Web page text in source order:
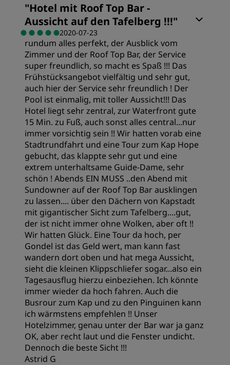
"Hotel mit Roof Top Bar -
Aussicht auf den Tafelberg !!!"
2020-07-23
rundum alles perfekt, der Ausblick vom
Zimmer und der Roof Top Bar, der Service
super freundlich, so macht es Spaß !!! Das
Frühstücksangebot vielfältig und sehr gut,
auch hier der Service sehr freundlich ! Der
Pool ist einmalig, mit toller Aussicht!!! Das
Hotel liegt sehr zentral, zur Waterfront gute
15 Min. zu Fuß, auch sonst alles central...nur
immer vorsichtig sein !! Wir hatten vorab eine
Stadtrundfahrt und eine Tour zum Kap Hope
gebucht, das klappte sehr gut und eine
extrem unterhaltsame Guide-Dame, sehr
schön ! Abends EIN MUSS ..den Abend mit
Sundowner auf der Roof Top Bar ausklingen
zu lassen.... über den Dächern von Kapstadt
mit gigantischer Sicht zum Tafelberg....gut,
der ist nicht immer ohne Wolken, aber oft !!
Wir hatten Glück. Eine Tour da hoch, per
Gondel ist das Geld wert, man kann fast
wandern dort oben und hat mega Aussicht,
sieht die kleinen Klippschliefer sogar...also ein
Tagesausflug hierzu einbeziehen. Ich könnte
immer wieder da hoch fahren. Auch die
Busrour zum Kap und zu den Pinguinen kann
ich wärmstens empfehlen !! Unser
Hotelzimmer, genau unter der Bar war ja ganz
OK, aber recht laut und die Fenster undicht.
Dennoch die beste Sicht !!!
Astrid G